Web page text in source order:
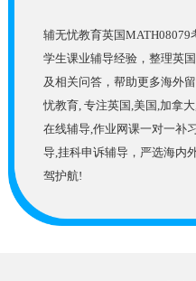
辅无忧教育英国
学生课业辅导经验，整理英
及相关问答，帮助更多海外
忧教育, 专注英国,美国,加拿
在线辅导,作业网课一对一补
导,挂科申诉辅导，严选海内
驾护航!